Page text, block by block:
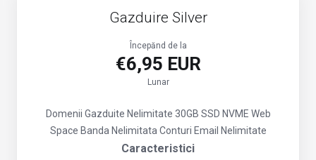
Gazduire Silver
Începănd de la
€6,95 EUR
Lunar
Caracteristici
Domenii Gazduite Nelimitate 30GB SSD NVME Web
Space Banda Nelimitata Conturi Email Nelimitate